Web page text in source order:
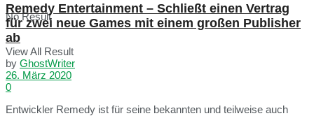
No Result
View All Result
Remedy Entertainment – Schließt einen Vertrag
für zwei neue Games mit einem großen Publisher
ab
by GhostWriter
26. März 2020
0
Entwickler Remedy ist für seine bekannten und teilweise auch